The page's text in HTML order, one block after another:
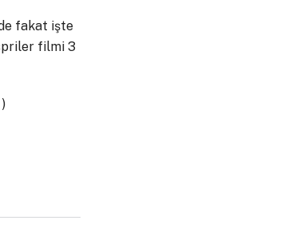
fakat işte
filmi 3